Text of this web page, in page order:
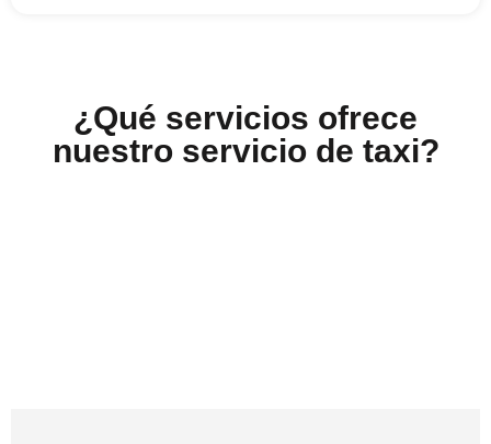
¿Qué servicios ofrece
nuestro servicio de taxi?